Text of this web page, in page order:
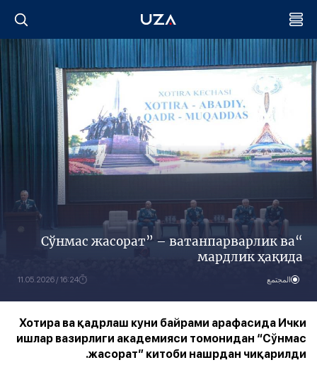
“Сўнмас жасорат” – ватанпарварлик ва
мардлик ҳақида
المجتمع 16:24 / 11.05.2026
Хотира ва қадрлаш куни байрами арафасида Ички
ишлар вазирлиги академияси томонидан “Сўнмас
жасорат” китоби нашрдан чиқарилди.